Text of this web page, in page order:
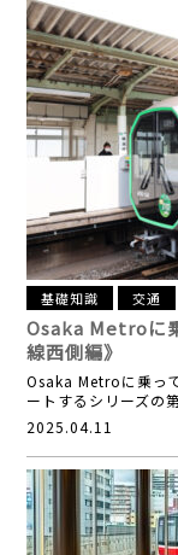
基礎知識 交通
Osaka Metroに
線西側編》
Osaka Metroに乗っ
ートするシリーズ
2025.04.11